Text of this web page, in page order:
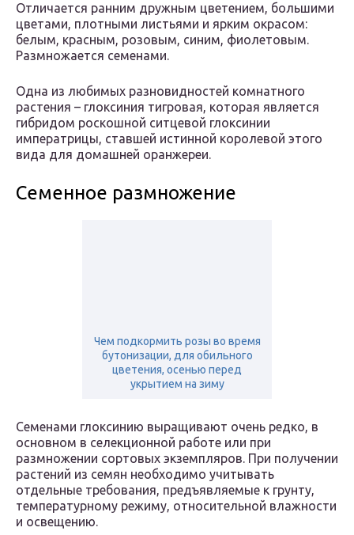
Отличается ранним дружным цветением, большими
цветами, плотными листьями и ярким окрасом:
белым, красным, розовым, синим, фиолетовым.
Размножается семенами.
Одна из любимых разновидностей комнатного
растения – глоксиния тигровая, которая является
гибридом роскошной ситцевой глоксинии
императрицы, ставшей истинной королевой этого
вида для домашней оранжереи.
Семенное размножение
Чем подкормить розы во время
бутонизации, для обильного
цветения, осенью перед
укрытием на зиму
Семенами глоксинию выращивают очень редко, в
основном в селекционной работе или при
размножении сортовых экземпляров. При получении
растений из семян необходимо учитывать
отдельные требования, предъявляемые к грунту,
температурному режиму, относительной влажности
и освещению.